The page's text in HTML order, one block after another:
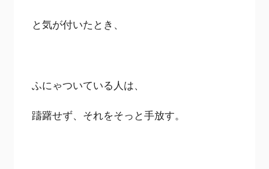
と気が付いたとき、
ふにゃついている人は、
躊躇せず、それをそっと手放す。